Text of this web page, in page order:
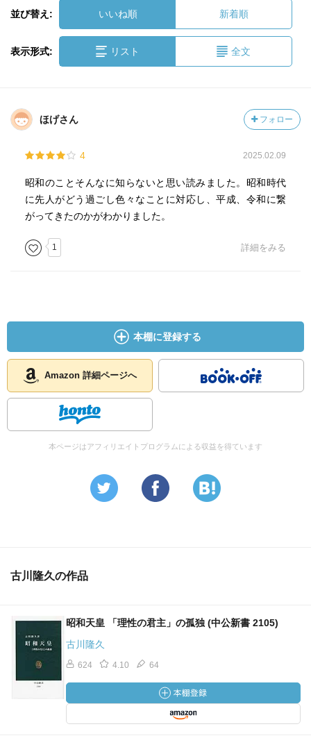
並び替え: いいね順 新着順
表示形式: リスト 全文
ほげさん フォロー
4 2025.02.09
昭和のことそんなに知らないと思い読みました。昭和時代
に先人がどう過ごし色々なことに対応し、平成、令和に繋
がってきたのかがわかりました。
1 詳細をみる
本棚に登録する
Amazon 詳細ページへ
本ページはアフィリエイトプログラムによる収益を得ています
古川隆久の作品
昭和天皇 「理性の君主」の孤独 (中公新書 2105)
古川隆久
624 4.10 64